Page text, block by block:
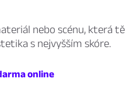
nebo scénu, která tě
s nejvyšším skóre.
online